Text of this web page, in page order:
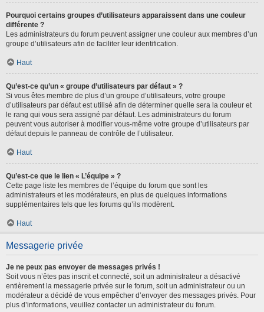
Pourquoi certains groupes d’utilisateurs apparaissent dans une couleur
différente ?
Les administrateurs du forum peuvent assigner une couleur aux membres d’un
groupe d’utilisateurs afin de faciliter leur identification.
Haut
Qu’est-ce qu’un « groupe d’utilisateurs par défaut » ?
Si vous êtes membre de plus d’un groupe d’utilisateurs, votre groupe
d’utilisateurs par défaut est utilisé afin de déterminer quelle sera la couleur et
le rang qui vous sera assigné par défaut. Les administrateurs du forum
peuvent vous autoriser à modifier vous-même votre groupe d’utilisateurs par
défaut depuis le panneau de contrôle de l’utilisateur.
Haut
Qu’est-ce que le lien « L’équipe » ?
Cette page liste les membres de l’équipe du forum que sont les
administrateurs et les modérateurs, en plus de quelques informations
supplémentaires tels que les forums qu’ils modèrent.
Haut
Messagerie privée
Je ne peux pas envoyer de messages privés !
Soit vous n’êtes pas inscrit et connecté, soit un administrateur a désactivé
entièrement la messagerie privée sur le forum, soit un administrateur ou un
modérateur a décidé de vous empêcher d’envoyer des messages privés. Pour
plus d’informations, veuillez contacter un administrateur du forum.